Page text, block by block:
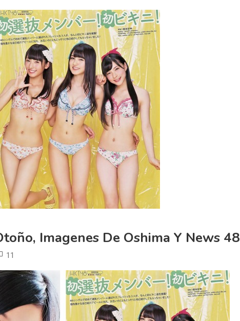
Imagenes De Oshima Y News 48
11